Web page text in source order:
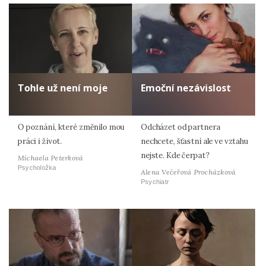
Tohle už není moje
O poznání, které změnilo mou
práci i život.
Michaela Peterková
Psycholožka
Emoční nezávislost
Odcházet od partnera
nechcete, šťastní ale ve vztahu
nejste. Kde čerpat?
Alena Večeřová Procházková
Psychiatr